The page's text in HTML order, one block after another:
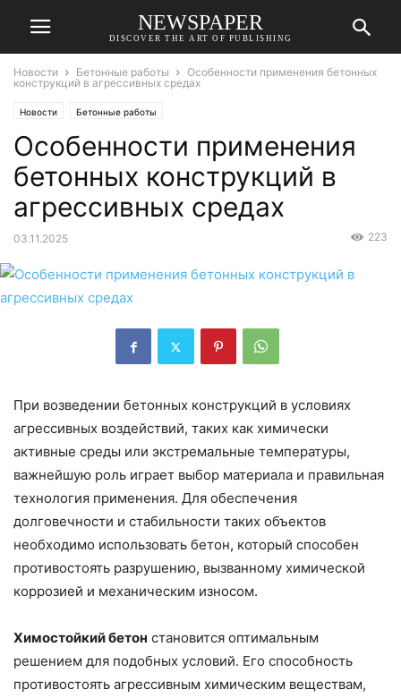
NEWSPAPER
DISCOVER THE ART OF PUBLISHING
Новости Бетонные работы
Особенности применения бетонных
конструкций в агрессивных средах
Новости Бетонные работы
Особенности применения
бетонных конструкций в
агрессивных средах
03.11.2025 223
При возведении бетонных конструкций в условиях
агрессивных воздействий, таких как химически
активные среды или экстремальные температуры,
важнейшую роль играет выбор материала и правильная
технология применения. Для обеспечения
долговечности и стабильности таких объектов
необходимо использовать бетон, который способен
противостоять разрушению, вызванному химической
коррозией и механическим износом.
Химостойкий бетон становится оптимальным
решением для подобных условий. Его способность
противостоять агрессивным химическим веществам,